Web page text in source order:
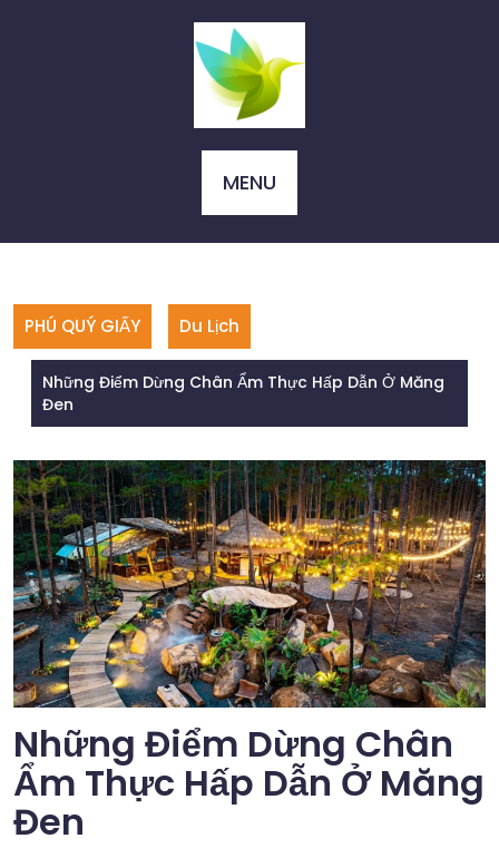
MENU
PHÚ QUÝ GIẤY Du Lịch
Những Điểm Dừng Chân Ẩm Thực Hấp Dẫn Ở Măng
Đen
Những Điểm Dừng Chân
Ẩm Thực Hấp Dẫn Ở Măng
Đen